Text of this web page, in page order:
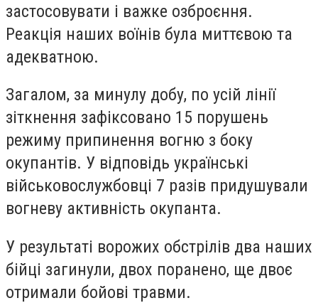
застосовувати і важке озброєння.
Реакція наших воїнів була миттєвою та
адекватною.
Загалом, за минулу добу, по усій лінії
зіткнення зафіксовано 15 порушень
режиму припинення вогню з боку
окупантів. У відповідь українські
військовослужбовці 7 разів придушували
вогневу активність окупанта.
У результаті ворожих обстрілів два наших
бійці загинули, двох поранено, ще двоє
отримали бойові травми.